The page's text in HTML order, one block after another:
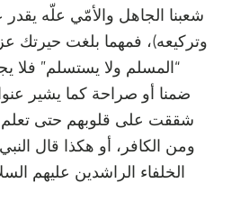
شعبنا الجاهل والأمّي علّه
وتركيعه)، فمهما بلغت حيرتك
“المسلم ولا يستسلم” فلا
ضمنا أو صراحة كما يشير
شققت على قلوبهم حتى
ومن الكافر، أو هكذا قال
الخلفاء الراشدين عليهم